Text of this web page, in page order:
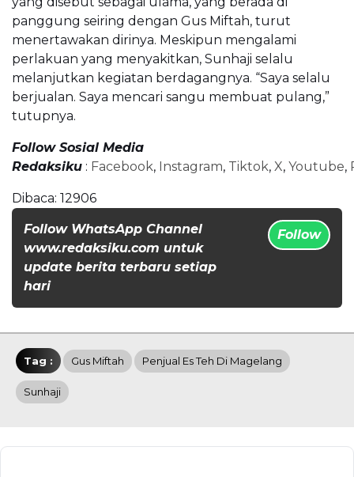
panggung seiring dengan Gus Miftah, turut
menertawakan dirinya. Meskipun mengalami
perlakuan yang menyakitkan, Sunhaji selalu
melanjutkan kegiatan berdagangnya. “Saya selalu
berjualan. Saya mencari sangu membuat pulang,”
tutupnya.
Follow Sosial Media
Redaksiku : Facebook, Instagram, Tiktok, X, Youtube,
Dibaca: 12906
Follow WhatsApp Channel
www.redaksiku.com untuk
update berita terbaru setiap
hari
Follow
Tag : Gus Miftah Penjual Es Teh Di Magelang
Sunhaji